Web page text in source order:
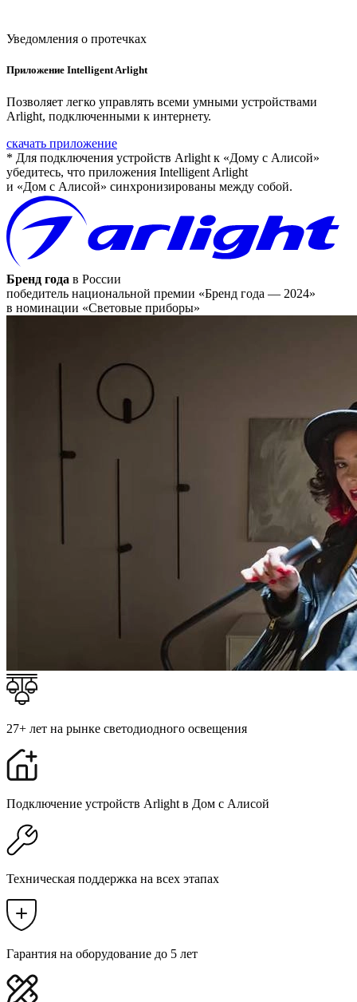
Уведомления о протечках
Приложение Intelligent Arlight
Позволяет легко управлять всеми умными устройствами
Arlight, подключенными к интернету.
скачать приложение
* Для подключения устройств Arlight к «Дому с Алисой»
убедитесь, что приложения Intelligent Arlight
и «Дом с Алисой» синхронизированы между собой.
Бренд года в России
победитель национальной премии «Бренд года — 2024»
в номинации «Световые приборы»
27+ лет на рынке светодиодного освещения
Подключение устройств Arlight в Дом с Алисой
Техническая поддержка на всех этапах
Гарантия на оборудование до 5 лет